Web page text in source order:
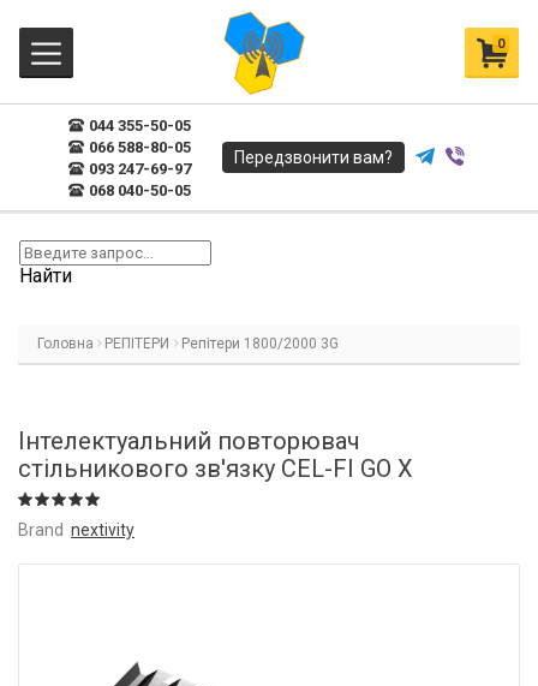
0
044 355-50-05
066 588-80-05
093 247-69-97
068 040-50-05
Передзвонити вам?
Найти
Головна РЕПІТЕРИ Репітери 1800/2000 3G
Інтелектуальний повторювач
стільникового зв'язку CEL-FI GO X
Brand nextivity